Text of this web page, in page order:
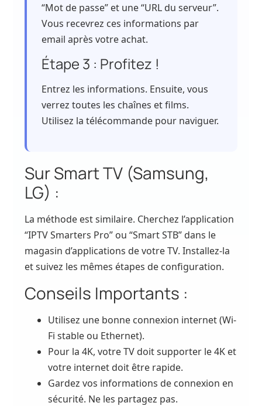
“Mot de passe” et une “URL du serveur”.
Vous recevrez ces informations par
email après votre achat.
Étape 3 : Profitez !
Entrez les informations. Ensuite, vous
verrez toutes les chaînes et films.
Utilisez la télécommande pour naviguer.
Sur Smart TV (Samsung,
LG) :
La méthode est similaire. Cherchez l’application
“IPTV Smarters Pro” ou “Smart STB” dans le
magasin d’applications de votre TV. Installez-la
et suivez les mêmes étapes de configuration.
Conseils Importants :
Utilisez une bonne connexion internet (Wi-
Fi stable ou Ethernet).
Pour la 4K, votre TV doit supporter le 4K et
votre internet doit être rapide.
Gardez vos informations de connexion en
sécurité. Ne les partagez pas.